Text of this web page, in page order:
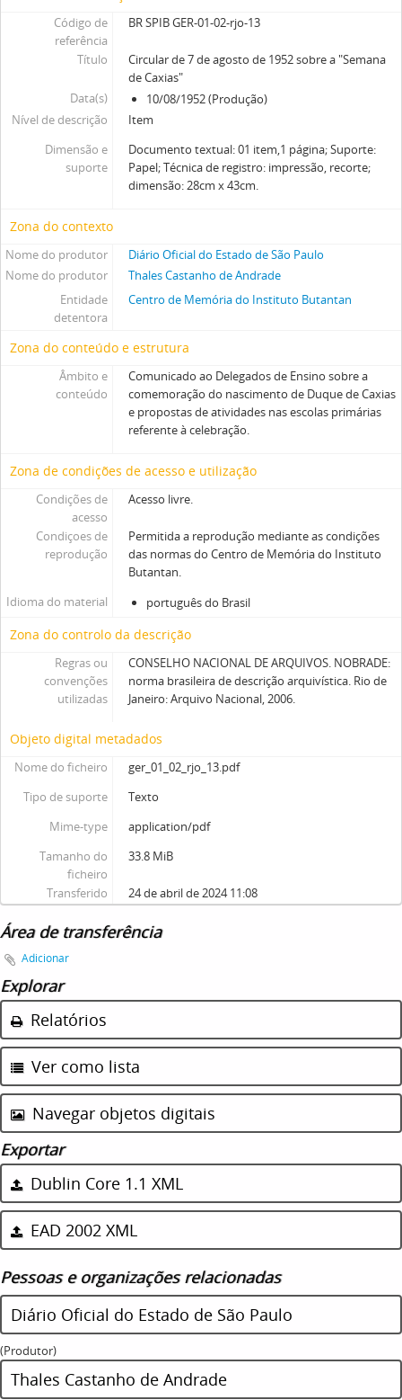
Código de
referência
BR SPIB GER-01-02-rjo-13
Título
Circular de 7 de agosto de 1952 sobre a "Semana
de Caxias"
Data(s)
10/08/1952 (Produção)
Nível de descrição
Item
Dimensão e
suporte
Documento textual: 01 item,1 página; Suporte:
Papel; Técnica de registro: impressão, recorte;
dimensão: 28cm x 43cm.
Zona do contexto
Nome do produtor
Diário Oficial do Estado de São Paulo
Nome do produtor
Thales Castanho de Andrade
Entidade
detentora
Centro de Memória do Instituto Butantan
Zona do conteúdo e estrutura
Âmbito e
conteúdo
Comunicado ao Delegados de Ensino sobre a
comemoração do nascimento de Duque de Caxias
e propostas de atividades nas escolas primárias
referente à celebração.
Zona de condições de acesso e utilização
Condições de
acesso
Acesso livre.
Condiçoes de
reprodução
Permitida a reprodução mediante as condições
das normas do Centro de Memória do Instituto
Butantan.
Idioma do material
português do Brasil
Zona do controlo da descrição
Regras ou
convenções
utilizadas
CONSELHO NACIONAL DE ARQUIVOS. NOBRADE:
norma brasileira de descrição arquivística. Rio de
Janeiro: Arquivo Nacional, 2006.
Objeto digital metadados
Nome do ficheiro
ger_01_02_rjo_13.pdf
Tipo de suporte
Texto
Mime-type
application/pdf
Tamanho do
ficheiro
33.8 MiB
Transferido 24 de abril de 2024 11:08
Área de transferência
Adicionar
Explorar
Relatórios
Ver como lista
Navegar objetos digitais
Exportar
Dublin Core 1.1 XML
EAD 2002 XML
Pessoas e organizações relacionadas
Diário Oficial do Estado de São Paulo
(Produtor)
Thales Castanho de Andrade